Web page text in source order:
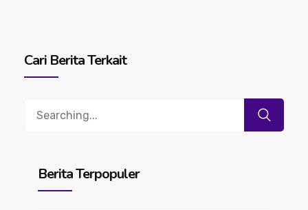
Cari Berita Terkait
Search
Berita Terpopuler